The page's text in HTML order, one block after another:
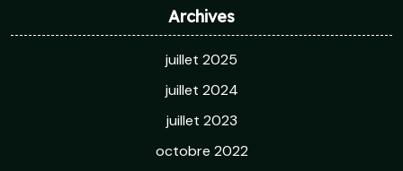
Archives
juillet 2025
juillet 2024
juillet 2023
octobre 2022